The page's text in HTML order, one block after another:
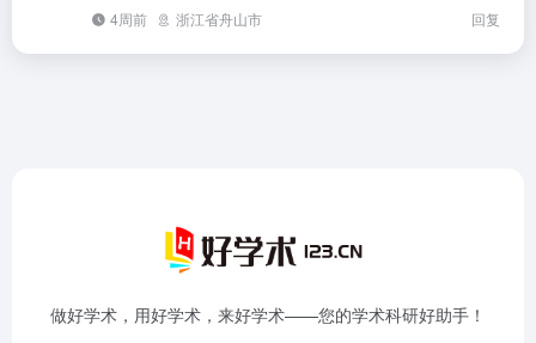
4周前 浙江省舟山市 回复
做好学术，用好学术，来好学术——您的学术科研好助手！